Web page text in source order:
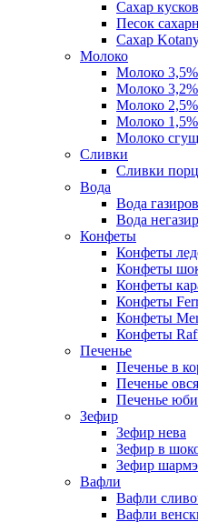
Сахар
Песок
Сахар
Молоко
Молоко 3,5%
Молоко 3,2%
Молоко 2,5%
Молоко 1,5%
Молоко
Сливки
Сливки
Вода
Вода
Вода
Конфеты
Конфеты
Конфеты
Конфеты
Конфеты
Конфеты
Конфеты
Печенье
Печенье в
Печенье
Печенье
Зефир
Зефир нева
Зефир в
Зефир
Вафли
Вафли
Вафли